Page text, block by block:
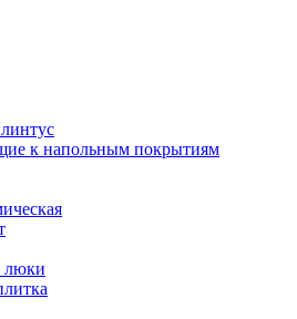
к напольным покрытиям
люки